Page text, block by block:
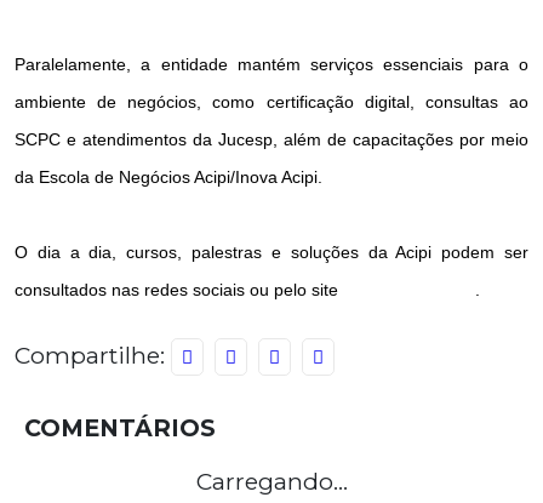
Paralelamente, a entidade mantém serviços essenciais para o
ambiente de negócios, como certificação digital, consultas ao
SCPC e atendimentos da Jucesp, além de capacitações por meio
da Escola de Negócios Acipi/Inova Acipi.
O dia a dia, cursos, palestras e soluções da Acipi podem ser
consultados nas redes sociais ou pelo site
Compartilhe:
COMENTÁRIOS
Carregando...